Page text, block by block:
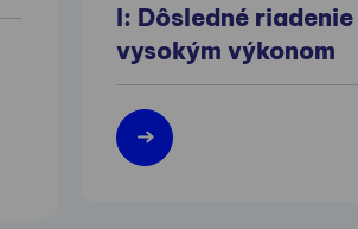
I: Dôsledné riadenie
vysokým výkonom